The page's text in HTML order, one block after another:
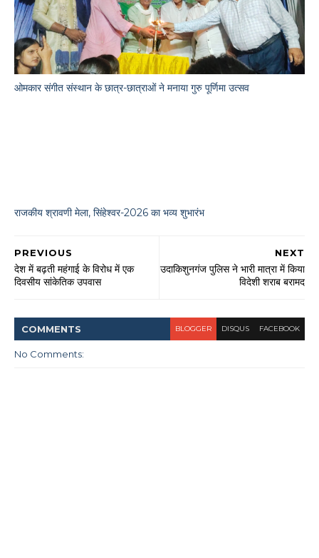
ओमकार संगीत संस्थान के छात्र-छात्राओं ने मनाया गुरु पूर्णिमा उत्सव
राजकीय श्रावणी मेला, सिंहेश्वर-2026 का भव्य शुभारंभ
NEXT
उदाकिशुनगंज पुलिस ने भारी मात्रा में किया
विदेशी शराब बरामद
PREVIOUS
देश में बढ़ती महंगाई के विरोध में एक
दिवसीय सांकेतिक उपवास
COMMENTS BLOGGER DISQUS FACEBOOK
No Comments: